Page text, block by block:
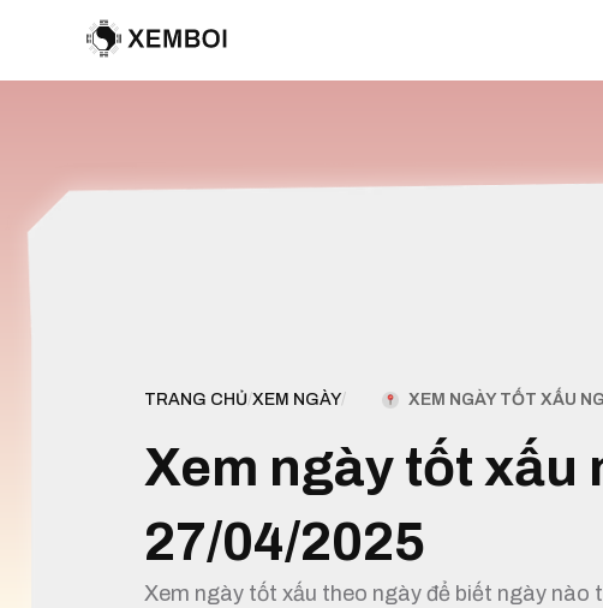
TRANG CHỦ/XEM NGÀY/ XEM NGÀY TỐT XẤU
Xem ngày tốt xấu
27/04/2025
Xem ngày tốt xấu theo ngày để biết ngày nào